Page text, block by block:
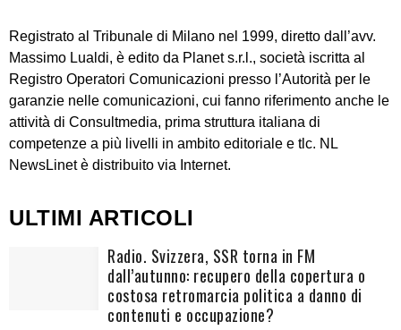
Registrato al Tribunale di Milano nel 1999, diretto dall’avv.
Massimo Lualdi, è edito da Planet s.r.l., società iscritta al
Registro Operatori Comunicazioni presso l’Autorità per le
garanzie nelle comunicazioni, cui fanno riferimento anche le
attività di Consultmedia, prima struttura italiana di
competenze a più livelli in ambito editoriale e tlc. NL
NewsLinet è distribuito via Internet.
ULTIMI ARTICOLI
Radio. Svizzera, SSR torna in FM
dall’autunno: recupero della copertura o
costosa retromarcia politica a danno di
contenuti e occupazione?